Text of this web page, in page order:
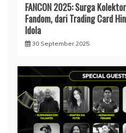
FANCON 2025: Surga
Fandom, dari Trading Card
Idola
30 September 2025